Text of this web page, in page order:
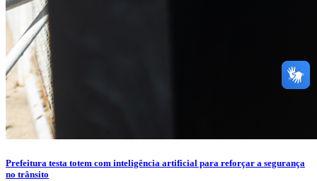
Prefeitura testa totem com inteligência artificial para reforçar a segurança
no trânsito